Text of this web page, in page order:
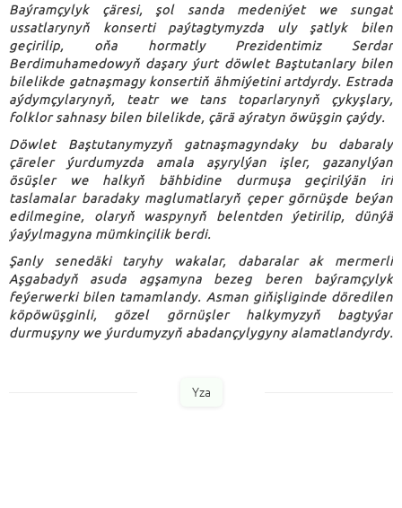
Baýramçylyk çäresi, şol sanda medeniýet we sungat
ussatlarynyň konserti paýtagtymyzda uly şatlyk bilen
geçirilip, oňa hormatly Prezidentimiz Serdar
Berdimuhamedowyň daşary ýurt döwlet Baştutanlary bilen
bilelikde gatnaşmagy konsertiň ähmiýetini artdyrdy. Estrada
aýdymçylarynyň, teatr we tans toparlarynyň çykyşlary,
folklor sahnasy bilen bilelikde, çärä aýratyn öwüşgin çaýdy.
Döwlet Baştutanymyzyň gatnaşmagyndaky bu dabaraly
çäreler ýurdumyzda amala aşyrylýan işler, gazanylýan
ösüşler we halkyň bähbidine durmuşa geçirilýän iri
taslamalar baradaky maglumatlaryň çeper görnüşde beýan
edilmegine, olaryň waspynyň belentden ýetirilip, dünýä
ýaýylmagyna mümkinçilik berdi.
Şanly senedäki taryhy wakalar, dabaralar ak mermerli
Aşgabadyň asuda agşamyna bezeg beren baýramçylyk
feýerwerki bilen tamamlandy. Asman giňişliginde döredilen
köpöwüşginli, gözel görnüşler halkymyzyň bagtyýar
durmuşyny we ýurdumyzyň abadançylygyny alamatlandyrdy.
Yza